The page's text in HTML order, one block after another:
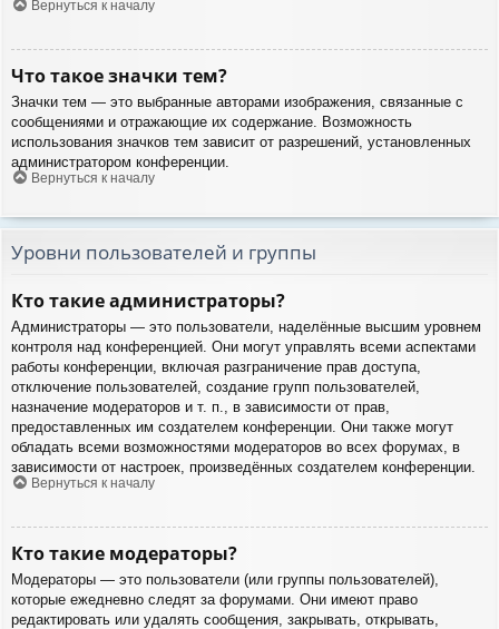
Вернуться к началу
Что такое значки тем?
Значки тем — это выбранные авторами изображения, связанные с
сообщениями и отражающие их содержание. Возможность
использования значков тем зависит от разрешений, установленных
администратором конференции.
Вернуться к началу
Уровни пользователей и группы
Кто такие администраторы?
Администраторы — это пользователи, наделённые высшим уровнем
контроля над конференцией. Они могут управлять всеми аспектами
работы конференции, включая разграничение прав доступа,
отключение пользователей, создание групп пользователей,
назначение модераторов и т. п., в зависимости от прав,
предоставленных им создателем конференции. Они также могут
обладать всеми возможностями модераторов во всех форумах, в
зависимости от настроек, произведённых создателем конференции.
Вернуться к началу
Кто такие модераторы?
Модераторы — это пользователи (или группы пользователей),
которые ежедневно следят за форумами. Они имеют право
редактировать или удалять сообщения, закрывать, открывать,